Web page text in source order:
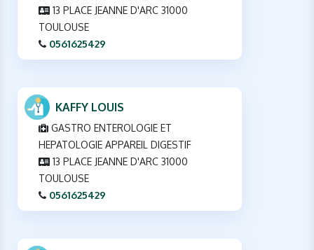
13 PLACE JEANNE D'ARC 31000
TOULOUSE
0561625429
KAFFY LOUIS
GASTRO ENTEROLOGIE ET
HEPATOLOGIE APPAREIL DIGESTIF
13 PLACE JEANNE D'ARC 31000
TOULOUSE
0561625429